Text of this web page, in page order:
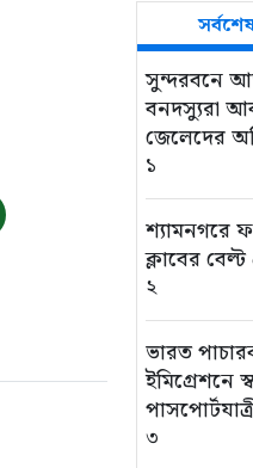
সুন্দরবনে
বনদস্যুরা
জেলেদের
১
শ্যামনগরে
ক্লাবের
২
ভারত
ইমিগ্রেশনে
৩